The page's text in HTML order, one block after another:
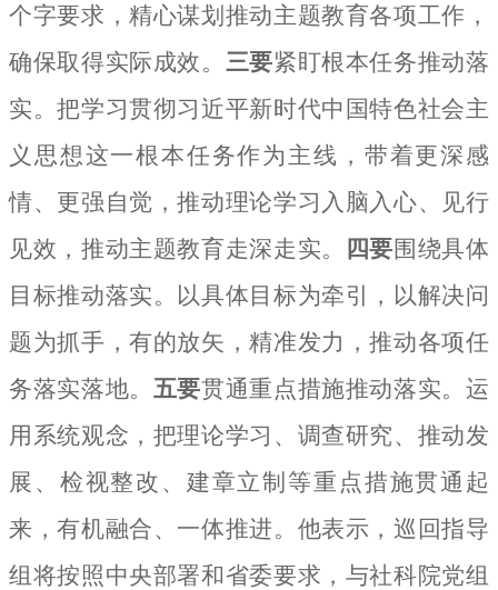
个字要求，精心谋划推动主题教育各项工作，
确保取得实际成效。 三要紧盯根本任务推动落
实。把学习贯彻习近平新时代中国特色社会主
义思想这一根本任务作为主线，带着更深感
情、更强自觉，推动理论学习入脑入心、见行
见效，推动主题教育走深走实。
四要围绕具体
目标推动落实。以具体目标为牵引，以解决问
题为抓手，有的放矢，精准发力，推动各项任
务落实落地。 五要贯通重点措施推动落实。运
用系统观念，把理论学习、调查研究、推动发
展、检视整改、建章立制等重点措施贯通起
来，有机融合、一体推进。他表示，巡回指导
组将按照中央部署和省委要求，与社科院党组